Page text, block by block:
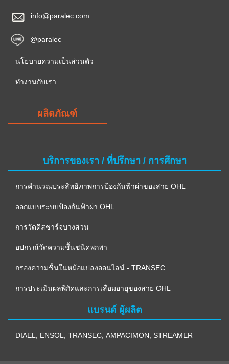
info@paralec.com
@paralec
นโยบายความเป็นส่วนตัว
ทำงานกับเรา
ผลิตภัณฑ์
บริการของเรา / ที่ปรึกษา / การศึกษา
การคำนวณประสิทธิภาพการป้องกันฟ้าผ่าของสาย OHL
ออกแบบระบบป้องกันฟ้าผ่า OHL
การวัดดิสชาร์จบางส่วน
อปกรณ์วัดความชื้นชนิดพกพา
กรองความชื้นในหม้อแปลงออนไลน์ - TRANSEC
การประเมินผลพิกัดและการเสื่อมอายุของสาย OHL
แบรนด์ ผู้ผลิต
DIAEL ENSOL TRANSEC AMPACIMON STREAMER